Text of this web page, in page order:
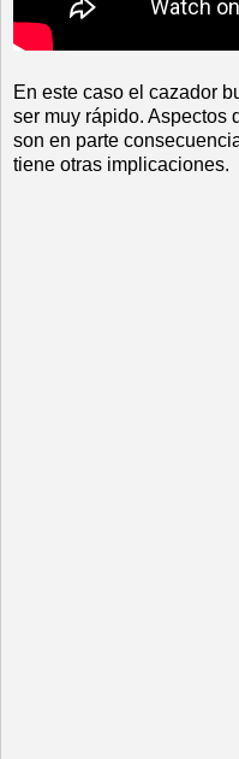
En este caso el cazador
ser muy rápido. Aspectos
son en parte
tiene otras implicaciones.